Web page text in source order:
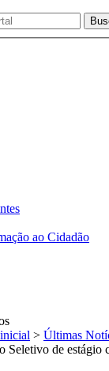
ao Cidadão
> Últimas
Seletivo de